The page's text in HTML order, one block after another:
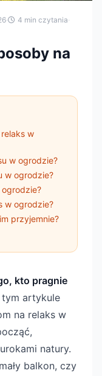
· 4 min czytania·
na
w
w ogrodzie?
w ogrodzie?
w ogrodzie?
przyjemnie?
kto pragnie
tym artykule
na relaks w
natury.
balkon, czy